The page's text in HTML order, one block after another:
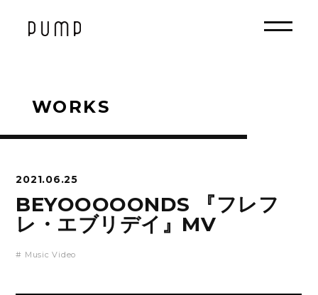
WORKS
2021.06.25
BEYOOOOONDS 『フレフ
レ・エブリデイ』MV
# Music Video